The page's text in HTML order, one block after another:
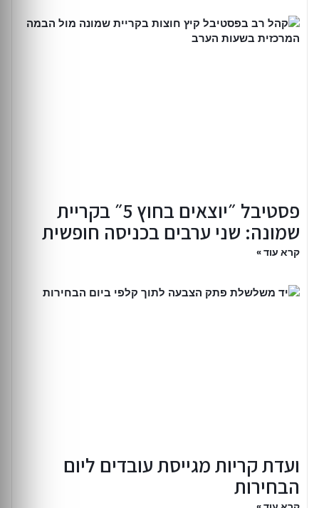
פסטיבל ״יוצאים בחוץ 5״ בקריית
שמונה: שני ערבים בכניסה חופשית
קרא עוד »
ועדת קריות מגייסת עובדים ליום
הבחירות